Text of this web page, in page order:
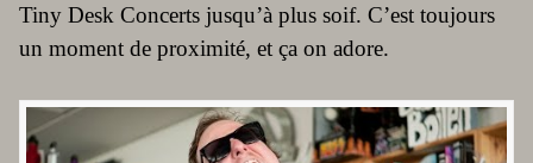
Tiny Desk Concerts jusqu’à plus soif. C’est toujours
un moment de proximité, et ça on adore.